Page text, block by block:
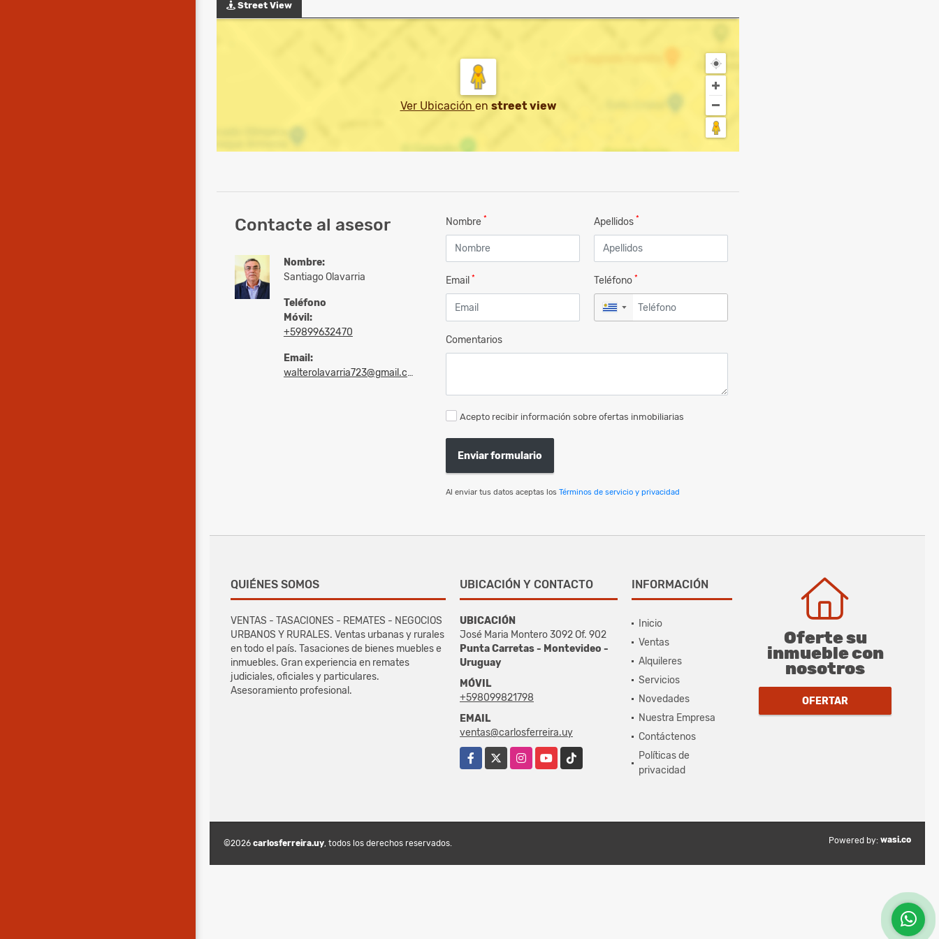
Street View
Ver Ubicación en street view
Contacte al asesor
Nombre:
Santiago Olavarria
Teléfono
Móvil:
+59899632470
Email:
walterolavarria723@gmail.com
Nombre * Apellidos *
Email * Teléfono *
▼
Comentarios
Acepto recibir información sobre ofertas inmobiliarias
Enviar formulario
Al enviar tus datos aceptas los Términos de servicio y privacidad
QUIÉNES SOMOS
VENTAS - TASACIONES - REMATES - NEGOCIOS
URBANOS Y RURALES. Ventas urbanas y rurales
en todo el país. Tasaciones de bienes muebles e
inmuebles. Gran experiencia en remates
judiciales, oficiales y particulares.
Asesoramiento profesional.
UBICACIÓN Y CONTACTO
UBICACIÓN
José Maria Montero 3092 Of. 902
Punta Carretas - Montevideo -
Uruguay
MÓVIL
+598099821798
EMAIL
ventas@carlosferreira.uy
Facebook
InstagramYouTubeTikTok
INFORMACIÓN
Inicio
Ventas
Alquileres
Servicios
Novedades
Nuestra Empresa
Contáctenos
Políticas de
privacidad
Oferte su
inmueble con
nosotros
OFERTAR
©2026 carlosferreira.uy, todos los derechos reservados. Powered by: wasi.co